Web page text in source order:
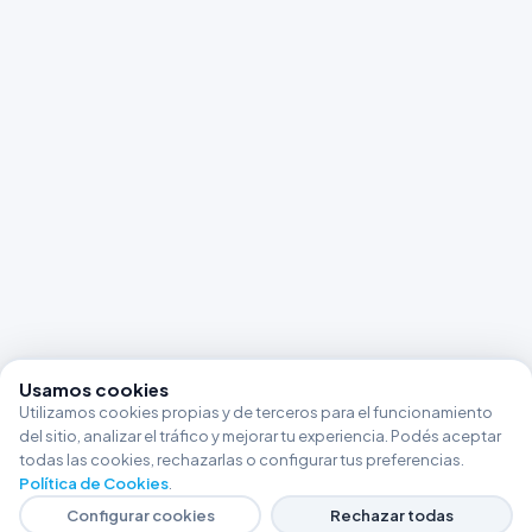
Usamos cookies
Utilizamos cookies propias y de terceros para el funcionamiento
del sitio, analizar el tráfico y mejorar tu experiencia. Podés aceptar
todas las cookies, rechazarlas o configurar tus preferencias.
Política de Cookies
Configurar cookies
Rechazar todas